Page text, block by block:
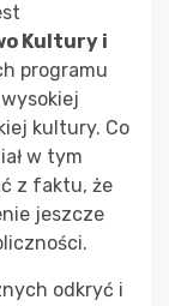
Kultury i
programu
kultury. Co
w tym
z faktu, że
jeszcze
odkryć i